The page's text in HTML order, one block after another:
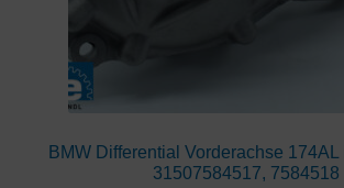
BMW Differential Vorderachse 174AL
31507584517, 7584518